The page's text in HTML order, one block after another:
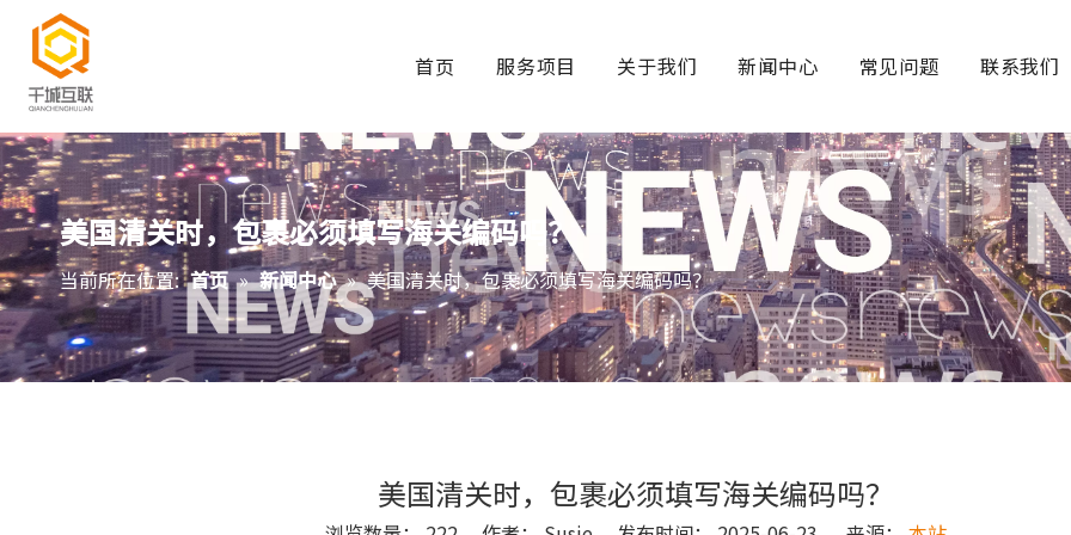
首页 服务项目 关于我们 新闻中心 常见问题 联系我们
美国清关时，包裹必须填写海关编码吗？
当前所在位置: 首页 » 新闻中心 » 美国清关时，包裹必须填写海关编码吗？
美国清关时，包裹必须填写海关编码吗？